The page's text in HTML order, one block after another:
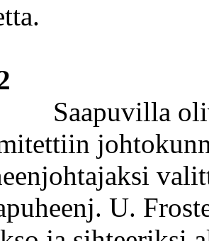
Saapuvilla
. U.